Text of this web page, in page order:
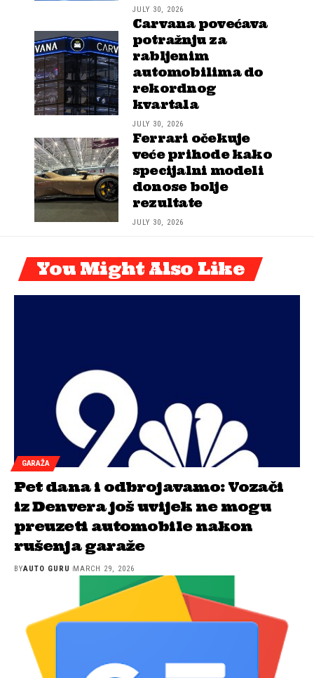
JULY 30, 2026
Carvana povećava
potražnju za
rabljenim
automobilima do
rekordnog
kvartala
JULY 30, 2026
Ferrari očekuje
veće prihode kako
specijalni modeli
donose bolje
rezultate
JULY 30, 2026
You Might Also Like
GARAŽA
Pet dana i odbrojavamo: Vozači
iz Denvera još uvijek ne mogu
preuzeti automobile nakon
rušenja garaže
BYAUTO GURU MARCH 29, 2026